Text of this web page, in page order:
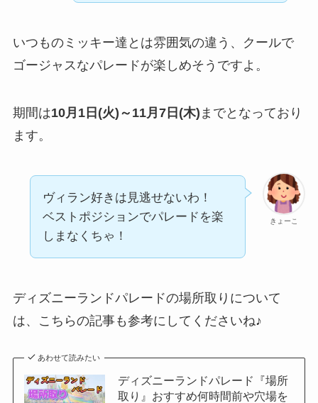
いつものミッキー達とは雰囲気の違う、クールで
ゴージャスなパレードが楽しめそうですよ。
期間は10月1日(火)～11月7日(木) までとなっており
ます。
きょーこ
ヴィラン好きは見逃せないわ！
ベストポジションでパレードを楽
しまなくちゃ！
ディズニーランドパレードの場所取りについて
は、こちらの記事も参考にしてくださいね♪
あわせて読みたい
ディズニーランドパレード『場所
取り』おすすめ何時間前や穴場を